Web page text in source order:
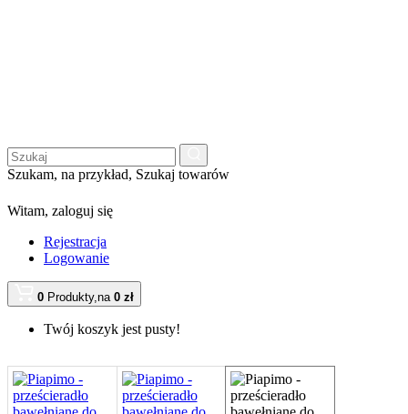
Szukam, na przykład, Szukaj towarów
Witam, zaloguj się
Rejestracja
Logowanie
0 Produkty,na 0 zł
Twój koszyk jest pusty!